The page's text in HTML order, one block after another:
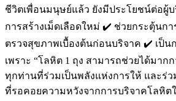
ชีวิตเพื่อนมนุษย์แล้ว ยังมีประโยชน์ต่อผู้
การสร้างเม็ดเลือดใหม่ ✔️ ช่วยกระตุ้นก
ตรวจสุขภาพเบื้องต้นก่อนบริจาค ✔️ เป็
เพราะ “โลหิต 1 ถุง สามารถช่วยได้มา
ทุกท่านที่ร่วมเป็นพลังแห่งการให้ และร่
ที่รอคอยความหวังจากการบริจาคโลหิ